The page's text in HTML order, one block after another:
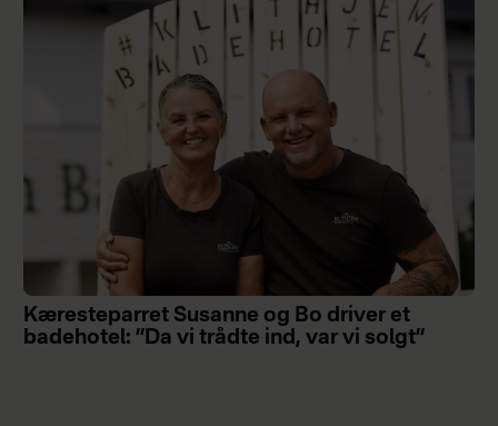
Kæresteparret Susanne og Bo driver et
badehotel: ”Da vi trådte ind, var vi solgt”